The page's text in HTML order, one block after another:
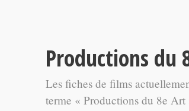
Productions du
Les fiches de films
terme « Productions du 8e Art